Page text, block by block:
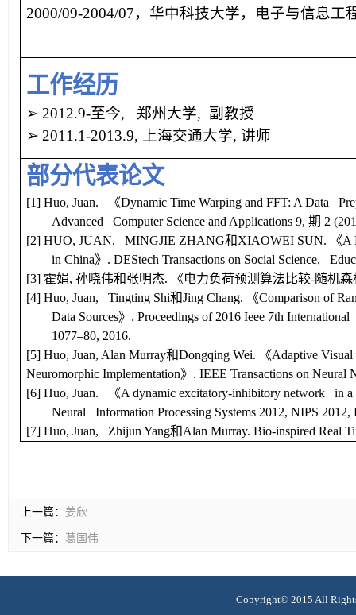
2000/09-2004/07，华中科技大学，电子与信息工
工作经历
➢ 2012.9-至今, 郑州大学, 副教授
➢ 2011.1-2013.9, 上海交通大学,讲师
部分代表论文
[1] Huo, Juan. 《Dynamic Time Warping and FFT: A Data
Advanced Computer Science and Applications 9,期 2
[2] HUO, JUAN, MINGJIE ZHANG和XIAOWEI SUN. 《A
in China》 .DEStech Transactions on Social Science,
[3] 霍娟,孙晓伟和张明杰. 《电力负荷预测算法比较-随机
[4] Huo, Juan, Tingting Shi和Jing Chang. 《Comparison of
Data Sources》 .Proceedings of 2016 Ieee 7th
1077–80, 2016.
[5] Huo, Juan, Alan Murray和Dongqing Wei. 《Adaptive
Neuromorphic Implementation》 .IEEE Transactions on Neural
[6] Huo, Juan.
《A dynamic excitatory-inhibitory network in
Neural Information Processing Systems 2012, NIPS 2012,
[7] Huo, Juan, Zhijun Yang和Alan Murray.Bio-inspired Real
上一篇： 姜欣
下一篇： 葛国伟
Copyright© 2015 All